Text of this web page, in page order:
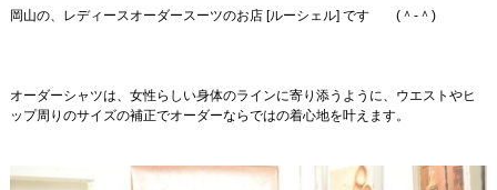
岡山の、レディースオーダースーツのお店 [ルーシェル] です (＾-＾)
オーダーシャツは、女性らしい身体のラインに寄り添うように、ウエストやヒ
ップ周りのサイズの補正でオーダーならではの着心地を叶えます。